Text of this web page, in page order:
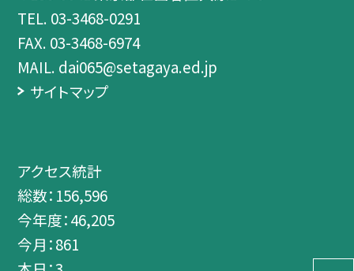
TEL. 03-3468-0291
FAX. 03-3468-6974
MAIL. dai065@setagaya.ed.jp
サイトマップ
アクセス統計
総数： 156,596
今年度：46,205
今月：861